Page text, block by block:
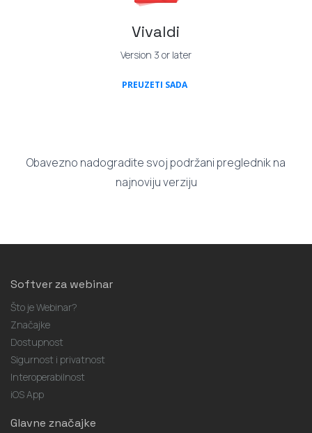
Vivaldi
Version 3 or later
PREUZETI SADA(OPENS IN A NEW TAB)
Obavezno nadogradite svoj podržani preglednik na
najnoviju verziju
Softver za webinar
Što je Webinar?
Značajke
Dostupnost
Sigurnost i privatnost
Interoperabilnost
iOS App
Glavne značajke